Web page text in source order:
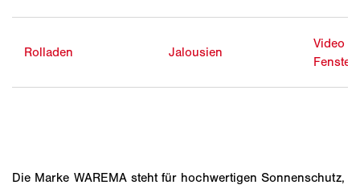
Rolladen Jalousien
Video
Die Marke WAREMA steht für hochwertigen Sonnenschutz,